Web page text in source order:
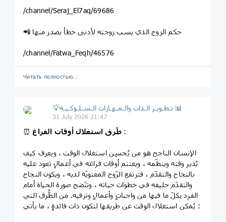
/channel/Seraj_El7aq/69686
📲 حكم الزوج الذي يسب زوجته لأدنى خطأ يصدر منها
/channel/Fatwa_Feqh/46576
Читать полностью…
💡تـطـويـر الـذات والـمـهـارات الـسـلـوكـيـة 📊
31 July 2026 21:47
⏰طُرق استغلال أوقات الفراغ :
الإنسان الناجح هو من يُحسِن استغلال الوقت ، ويعرف كيف
يُدير وقته وينظّمه ، ويغتنم أوقات فراغه في أعمالٍ تعود عليه
بالنجاح والتقدّم ، فترتفع الرّوح المعنويّة لديه ، ويكون النجاح
والتقدّم حليفه في خطوات حياته ، وتتّضح صورة الحياة أمام
الفرد بكلّ ما فيها من واجباتٍ وأعمالٍ وترفيه. من الطُّرق التي
يُمكن استغلال الوقت عن طريقها لتكون ذات فائدةٍ ، ما يأتي :